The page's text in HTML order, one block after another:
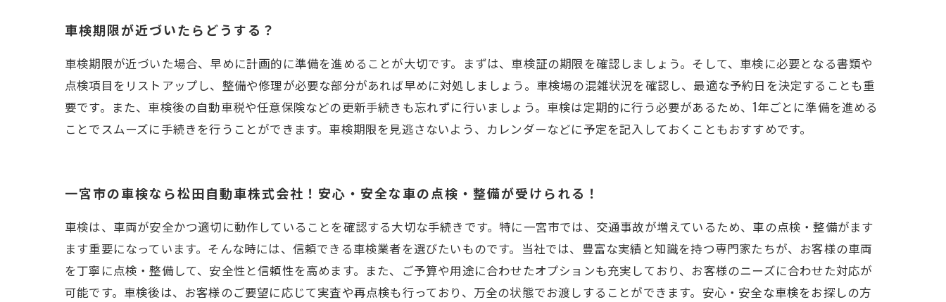
車検期限が近づいたらどうする？
車検期限が近づいた場合、早めに計画的に準備を進めることが大切です。まずは、車検証の期限を確認しましょう。そして、車検に必要となる書類や
点検項目をリストアップし、整備や修理が必要な部分があれば早めに対処しましょう。車検場の混雑状況を確認し、最適な予約日を決定することも重
要です。また、車検後の自動車税や任意保険などの更新手続きも忘れずに行いましょう。車検は定期的に行う必要があるため、1年ごとに準備を進める
ことでスムーズに手続きを行うことができます。車検期限を見逃さないよう、カレンダーなどに予定を記入しておくこともおすすめです。
一宮市の車検なら松田自動車株式会社！安心・安全な車の点検・整備が受けられる！
車検は、車両が安全かつ適切に動作していることを確認する大切な手続きです。特に一宮市では、交通事故が増えているため、車の点検・整備がます
ます重要になっています。そんな時には、信頼できる車検業者を選びたいものです。当社では、豊富な実績と知識を持つ専門家たちが、お客様の車両
を丁寧に点検・整備して、安全性と信頼性を高めます。また、ご予算や用途に合わせたオプションも充実しており、お客様のニーズに合わせた対応が
可能です。車検後は、お客様のご要望に応じて実査や再点検も行っており、万全の状態でお渡しすることができます。安心・安全な車検をお探しの方